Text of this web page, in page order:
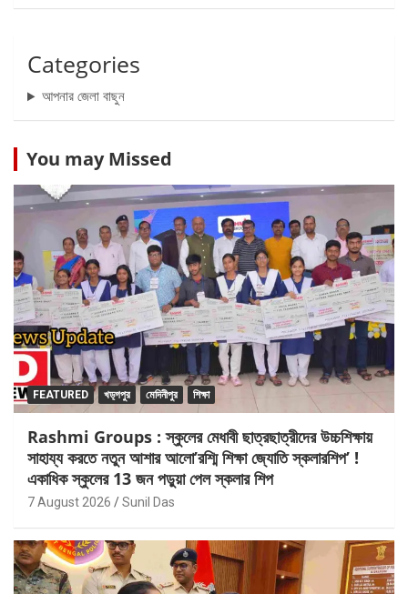
Categories
আপনার জেলা বাছুন
You may Missed
FEATURED খড়্গপুর মেদিনীপুর শিক্ষা
Rashmi Groups : স্কুলের মেধাবী ছাত্রছাত্রীদের উচ্চশিক্ষায়
সাহায্য করতে নতুন আশার আলো’রশ্মি শিক্ষা জ্যোতি স্কলারশিপ’ !
একাধিক স্কুলের 13 জন পড়ুয়া পেল স্কলার শিপ
7 August 2026 Sunil Das